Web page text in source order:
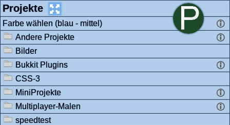
Projekte
Farbe wählen (blau - mittel)
Andere Projekte
Bilder
Bukkit Plugins
CSS-3
MiniProjekte
Multiplayer-Malen
speedtest